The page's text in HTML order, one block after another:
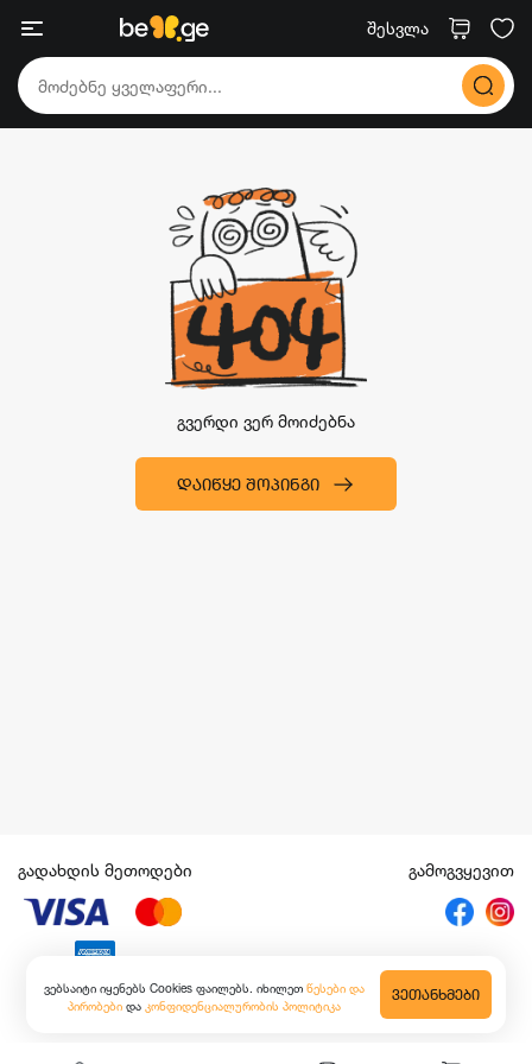
შესვლა
გვერდი ვერ მოიძებნა
ᲓᲐᲘᲬᲧᲔ ᲨᲝᲞᲘᲜᲒᲘ
ვებსაიტი იყენებს Cookies ფაილებს. იხილეთ წესები და
პირობები და კონფიდენციალურობის პოლიტიკა
ᲕᲔᲗᲐᲜᲮᲛᲔᲑᲘ
გადახდის მეთოდები გამოგვყევით